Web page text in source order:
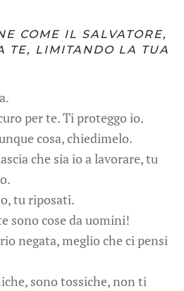
COME IL SALVATORE,
TE, LIMITANDO LA TUA
per te. Ti proteggo io.
cosa, chiedimelo.
che sia io a lavorare, tu
tu riposati.
sono cose da uomini!
negata, meglio che ci pensi
sono tossiche, non ti